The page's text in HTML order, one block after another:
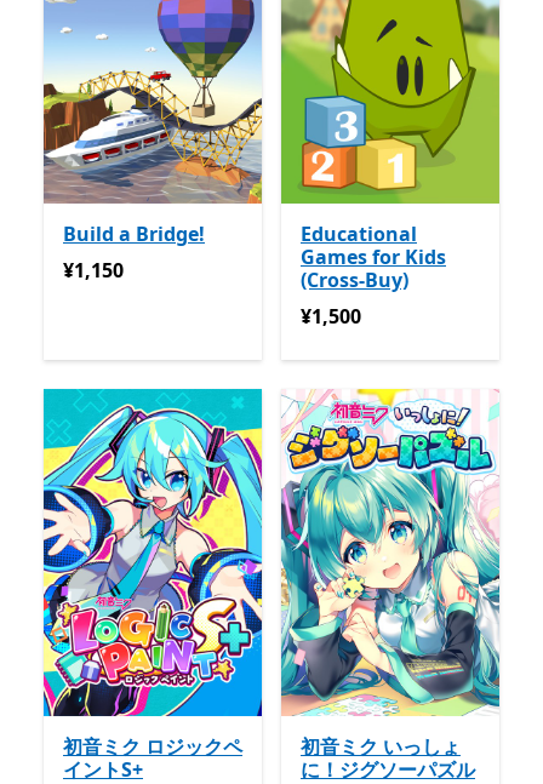
Build a Bridge!
¥1,150
¥1,150
Educational
Games for Kids
(Cross-Buy)
¥1,500
¥1,500
初音ミク ロジックペ
イントS+
初音ミク いっしょ
に！ジグソーパズル